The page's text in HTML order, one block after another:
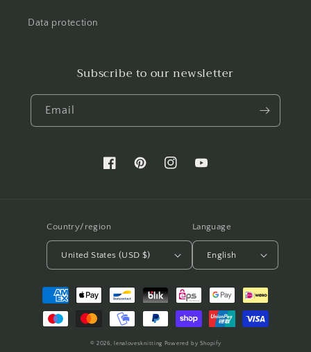
Data protection
Subscribe to our newsletter
Email
FacebookPinterestInstagramYouTube
Country/region
United States (USD $)
Language
English
Payment
methods
© 2026, lenalovesknitting Powered by Shopify